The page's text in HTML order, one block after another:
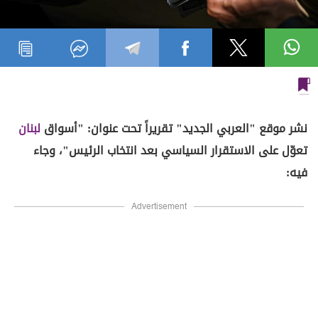
نشر موقع "العربي الجديد" تقريراً تحت عنوان: "أسواقلبنان
تعوّل على الاستقرار السياسي بعد انتخاب الرئيس"، وجاء
فيه:
Advertisement